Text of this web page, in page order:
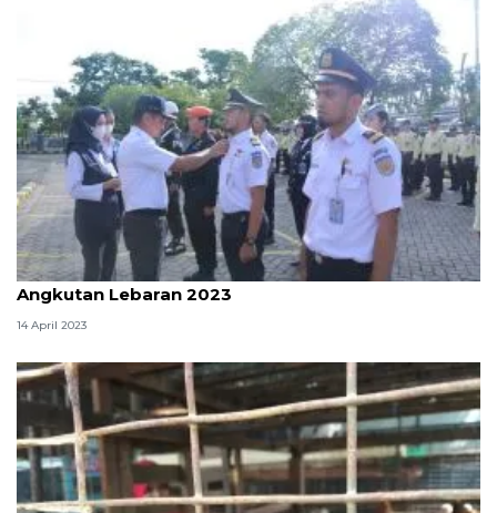
PT KAI Divre III Palembang apel siaga Pasukan
Angkutan Lebaran 2023
14 April 2023